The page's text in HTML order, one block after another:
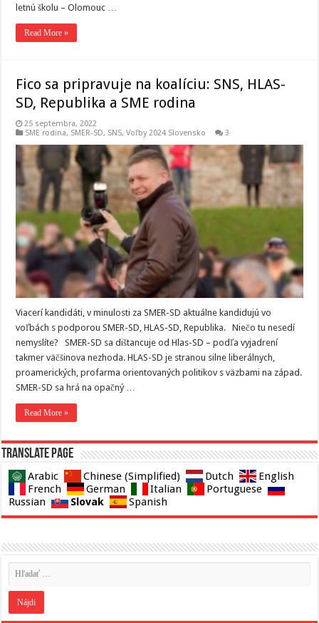
letnú školu – Olomouc …
Read More »
Fico sa pripravuje na koalíciu: SNS, HLAS-
SD, Republika a SME rodina
25 septembra, 2022
SME rodina, SMER-SD, SNS,Voľby 2024 Slovensko 3
Viacerí kandidáti, v minulosti za SMER-SD aktuálne kandidujú vo
voľbách s podporou SMER-SD, HLAS-SD, Republika. Niečo tu nesedí
nemyslíte? SMER-SD sa dištancuje od Hlas-SD – podľa vyjadrení
takmer väčšinova nezhoda. HLAS-SD je stranou silne liberálnych,
proamerických, profarma orientovaných politikov s väzbami na západ.
SMER-SD sa hrá na opačný …
Read More »
Translate page
Arabic Chinese (Simplified) Dutch
English
French
German Italian
Portuguese
Russian
Slovak Spanish